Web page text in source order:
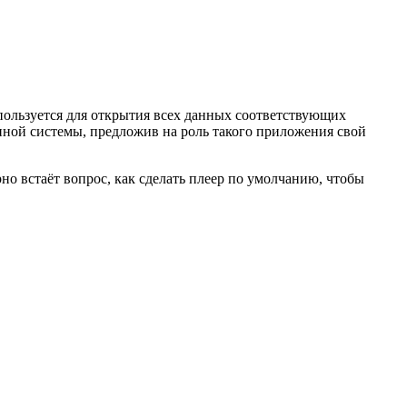
для открытия всех данных соответствующих
системы, предложив на роль такого приложения свой
встаёт вопрос, как сделать плеер по умолчанию, чтобы